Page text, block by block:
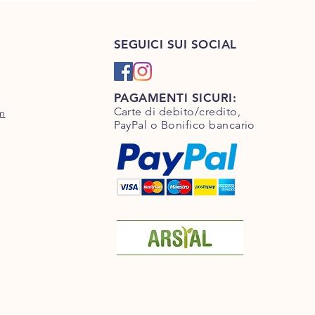
anche in tutta Europa e RegnoSEGUICI SUI SOCIAL
PAGAMENTI SICURI:
Carte di debito/credito,
PayPal o Bonifico bancario